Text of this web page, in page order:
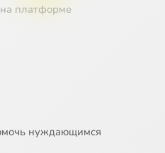
платформе
нуждающимся